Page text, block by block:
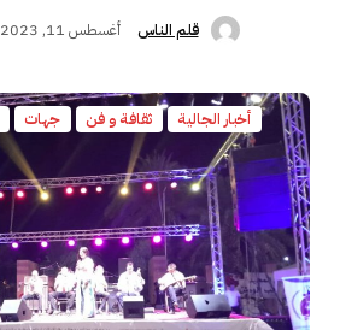
قلم الناس أغسطس 11, 2023
أخبار الجالية ثقافة و فن جهات